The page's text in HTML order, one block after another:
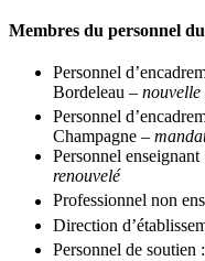
Membres du personnel
Personnel
Bordeleau –
Personnel
Champagne –
Personnel
renouvelé
Professionnel non
Direction
Personnel de soutien